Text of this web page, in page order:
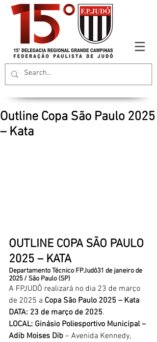
Outline Copa São Paulo 2025
– Kata
OUTLINE COPA SÃO PAULO
2025 – KATA
Departamento Técnico FPJudô31 de janeiro de
2025 / São Paulo (SP)
A FPJUDÔ realizará no dia 23 de março
de 2025 a Copa São Paulo 2025 – Kata
DATA: 23 de março de 2025.
LOCAL: Ginásio Poliesportivo Municipal –
Adib Moises Dib – Avenida Kennedy,